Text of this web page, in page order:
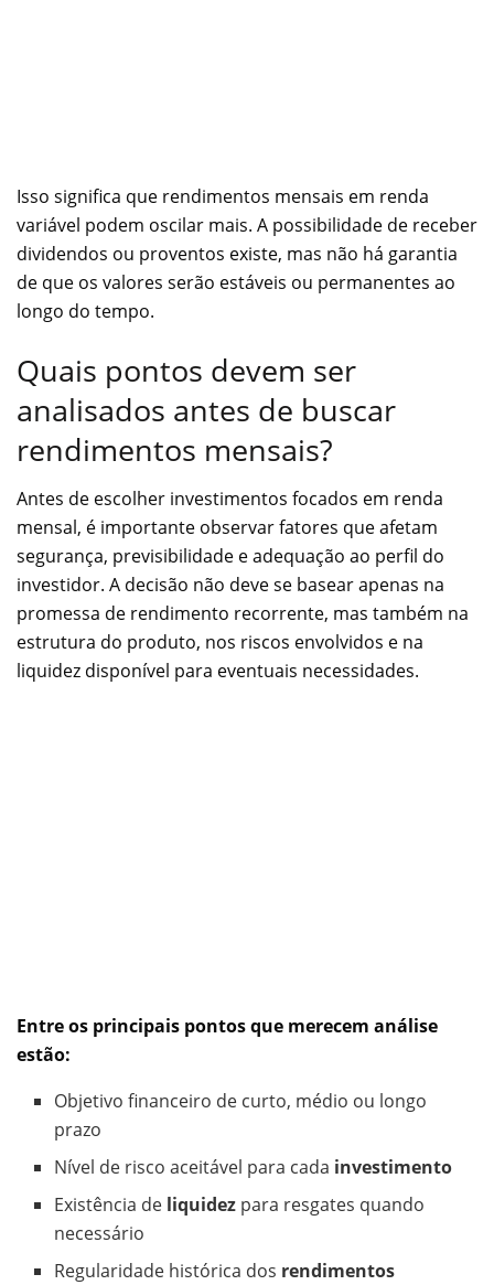
Isso significa que rendimentos mensais em renda
variável podem oscilar mais. A possibilidade de receber
dividendos ou proventos existe, mas não há garantia
de que os valores serão estáveis ou permanentes ao
longo do tempo.
Quais pontos devem ser
analisados antes de buscar
rendimentos mensais?
Antes de escolher investimentos focados em renda
mensal, é importante observar fatores que afetam
segurança, previsibilidade e adequação ao perfil do
investidor. A decisão não deve se basear apenas na
promessa de rendimento recorrente, mas também na
estrutura do produto, nos riscos envolvidos e na
liquidez disponível para eventuais necessidades.
Entre os principais pontos que merecem análise
estão:
Objetivo financeiro de curto, médio ou longo
prazo
Nível de risco aceitável para cada investimento
Existência de liquidez para resgates quando
necessário
Regularidade histórica dos rendimentos